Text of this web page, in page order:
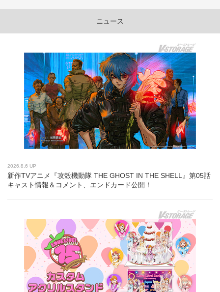
ニュース
2026.8.6 UP
新作TVアニメ『攻殻機動隊 THE GHOST IN THE SHELL』第05話
キャスト情報＆コメント、エンドカード公開！